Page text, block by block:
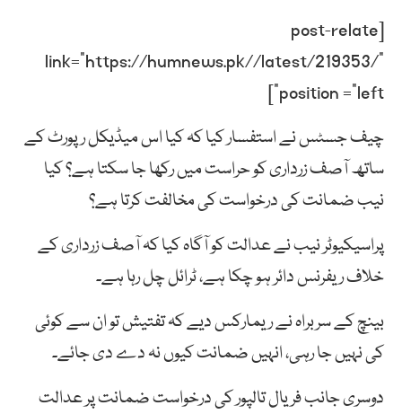
[post-relate
link=”https://humnews.pk//latest/219353/”
position =”left”]
چیف جسٹس نے استفسار کیا کہ کیا اس میڈیکل رپورٹ کے
ساتھ آصف زرداری کو حراست میں رکھا جا سکتا ہے؟ کیا
نیب ضمانت کی درخواست کی مخالفت کرتا ہے؟
پراسیکیوٹر نیب نے عدالت کو آگاہ کیا کہ آصف زرداری کے
خلاف ریفرنس دائر ہو چکا ہے، ٹرائل چل رہا ہے۔
بینچ کے سربراہ نے ریمارکس دیے کہ تفتیش تو ان سے کوئی
کی نہیں جا رہی، انہیں ضمانت کیوں نہ دے دی جائے۔
دوسری جانب فریال تالپور کی درخواست ضمانت پر عدالت